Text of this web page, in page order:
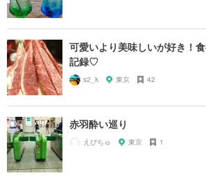
可愛いより美味しいが好き！
記録♡
s2_k 東京 42
赤羽酔い巡り
えびちゅ 東京 1